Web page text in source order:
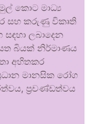
කොට මාධ්‍ය
සහ කරුණු විකෘති
ලබාදෙන
බියක් නිර්මාණය
අහිතකර
මානසික රෝග
ප්‍රචණ්ඩත්වය